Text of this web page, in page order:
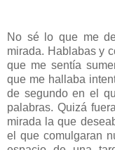
No sé lo que me
mirada. Hablabas y
que me sentía
que me hallaba
de segundo en el
palabras. Quizá
mirada la que
el que comulgaran